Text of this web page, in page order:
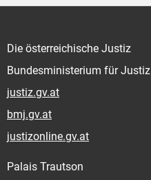
Die österreichische Justiz
Bundesministerium für Justiz
justiz.gv.at
bmj.gv.at
justizonline.gv.at
Palais Trautson